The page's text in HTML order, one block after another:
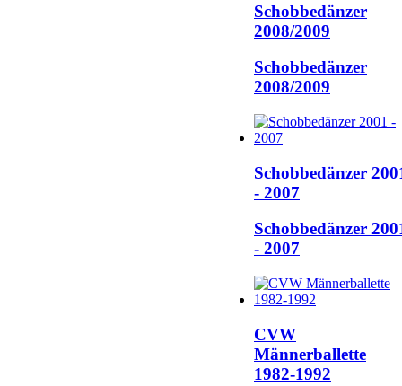
Schobbedänzer
2008/2009
Schobbedänzer
2008/2009
Schobbedänzer
- 2007
Schobbedänzer
- 2007
CVW
Männerballette
1982-1992